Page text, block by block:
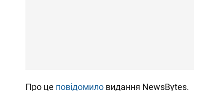
Про це повідомило видання NewsBytes.